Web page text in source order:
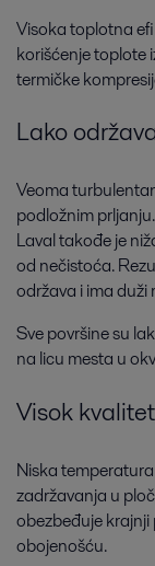
Visoka toplotna
korišćenje toplote
termičke
Lako
Veoma
podložnim
Laval takođe je
od nečistoća.
održava i ima duži
Sve površine su
na licu mesta u
Visok
Niska
zadržavanja u
obezbeđuje
obojenošću.